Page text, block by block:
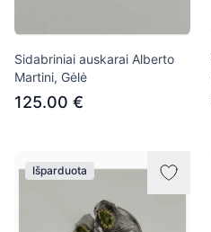
Sidabriniai auskarai Alberto
Martini, Gėlė
125.00 €
Išparduota